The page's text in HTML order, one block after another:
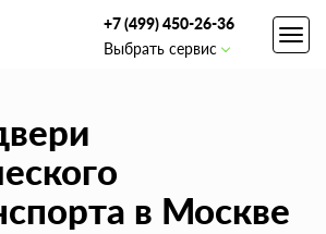
+7 (499) 450-26-36
Выбрать сервис
в Москве